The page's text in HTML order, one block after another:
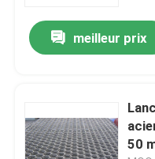
meilleur prix
50